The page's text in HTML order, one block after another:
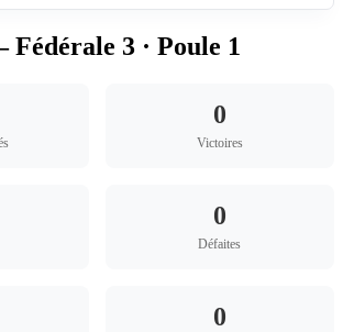
Fédérale 3 · Poule 1
0
Victoires
0
Défaites
0